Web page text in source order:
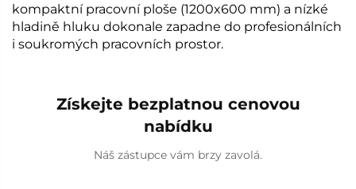
kompaktní pracovní ploše (1200x600 mm) a nízké
hladině hluku dokonale zapadne do profesionálních
i soukromých pracovních prostor.
Získejte bezplatnou cenovou
nabídku
Náš zástupce vám brzy zavolá.